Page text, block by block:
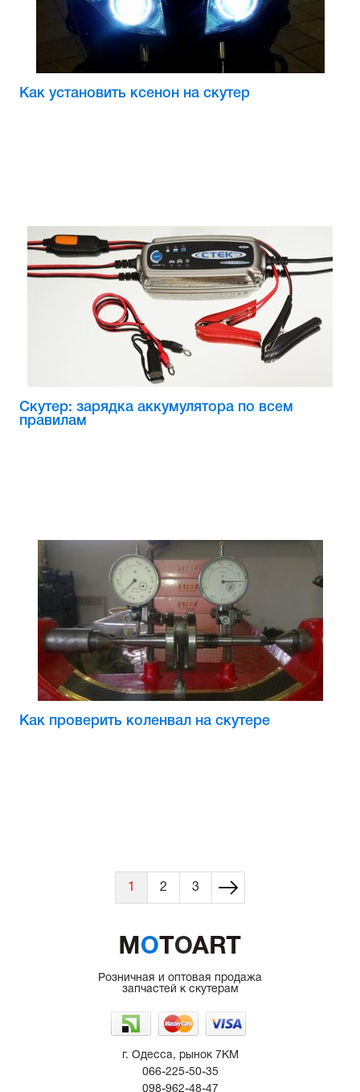
Как установить ксенон на скутер
Скутер: зарядка аккумулятора по всем
правилам
Как проверить коленвал на скутере
1 2 3
Розничная и оптовая продажа
запчастей к скутерам
г. Одесса, рынок 7КМ
066-225-50-35
098-962-48-47